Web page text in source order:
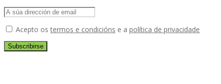
Acepto ostermos e condicións e a política de privacidade